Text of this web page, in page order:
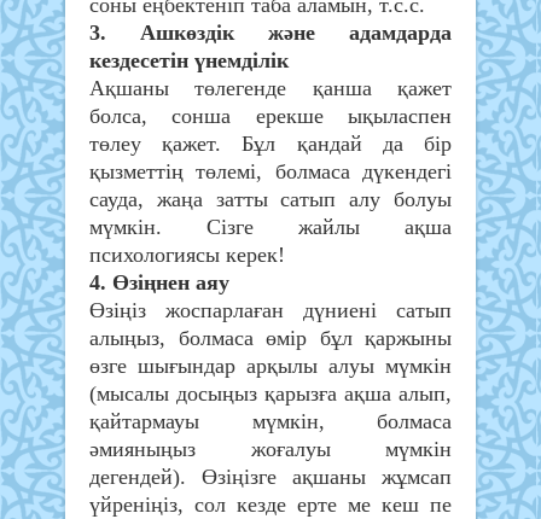
соны еңбектеніп таба аламын, т.с.с.
3. Ашкөздік және адамдарда
кездесетін үнемділік
Ақшаны төлегенде қанша қажет
болса, сонша ерекше ықыласпен
төлеу қажет. Бұл қандай да бір
қызметтің төлемі, болмаса дүкендегі
сауда, жаңа затты сатып алу болуы
мүмкін. Сізге жайлы ақша
психологиясы керек!
4. Өзіңнен аяу
Өзіңіз жоспарлаған дүниені сатып
алыңыз, болмаса өмір бұл қаржыны
өзге шығындар арқылы алуы мүмкін
(мысалы досыңыз қарызға ақша алып,
қайтармауы мүмкін, болмаса
әмияныңыз жоғалуы мүмкін
дегендей). Өзіңізге ақшаны жұмсап
үйреніңіз, сол кезде ерте ме кеш пе